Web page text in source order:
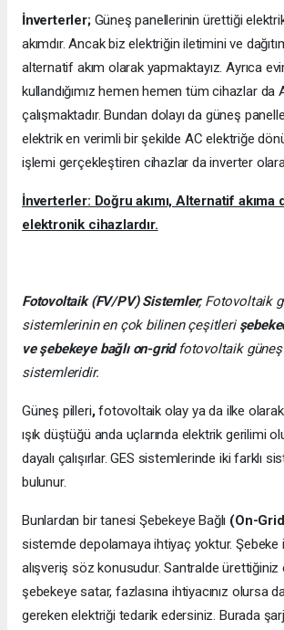
İnverterler;Güneş panellerinin ürettiği
akımdır. Ancak biz elektriğin iletimini ve
alternatif akım olarak yapmaktayız. Ayrıca
kullandığımız hemen hemen tüm cihazlar da
çalışmaktadır. Bundan dolayı da güneş
elektrik en verimli bir şekilde AC elektriğe
işlemi gerçekleştiren cihazlar da inverter olarak
İnverterler: Doğru akımı, Alternatif akıma
elektronik cihazlardır.
Fotovoltaik (FV/PV) Sistemler; Fotovoltaik
sistemlerinin en çok bilinen çeşitleri
ve şebekeye bağlı on-gridfotovoltaik güneş
sistemleridir.
Güneş pilleri,fotovoltaik olay ya da ilke
ışık düştüğü anda uçlarında elektrik gerilimi
dayalı çalışırlar. GES sistemlerinde iki farklı
bulunur.
Bunlardan bir tanesi Şebekeye Bağlı (On-
sistemde depolamaya ihtiyaç yoktur. Şebeke
alışveriş söz konusudur. Santralde ürettiğiniz
şebekeye satar, fazlasına ihtiyacınız olursa
gereken elektriği tedarik edersiniz. Burada